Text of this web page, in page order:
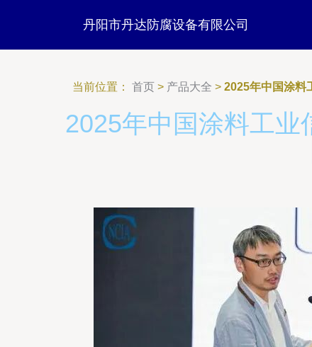
丹阳市丹达防腐设备有限公司
当前位置： 首页 > 产品大全 > 2025年中国涂料
2025年中国涂料工